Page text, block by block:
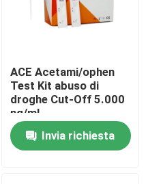
ACE Acetami/ophen
Test Kit abuso di
droghe Cut-Off 5.000
ng/ml
Invia richiesta